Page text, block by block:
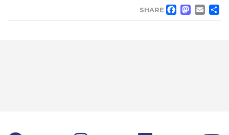
SHARE